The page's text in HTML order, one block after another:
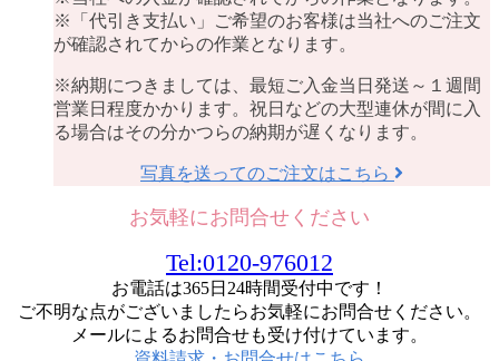
※「代引き支払い」ご希望のお客様は当社へのご注文
が確認されてからの作業となります。
※納期につきましては、最短ご入金当日発送～１週間
営業日程度かかります。祝日などの大型連休が間に入
る場合はその分かつらの納期が遅くなります。
写真を送ってのご注文はこちら
お気軽にお問合せください
Tel:0120-976012
お電話は365日24時間受付中です！
ご不明な点がございましたらお気軽にお問合せください。
メールによるお問合せも受け付けています。